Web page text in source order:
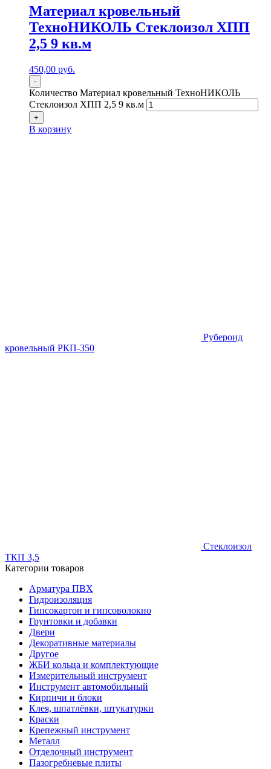
Материал кровельный
ТехноНИКОЛЬ Стеклоизол ХПП
2,5 9 кв.м
450,00 руб.
-
Количество Материал кровельный ТехноНИКОЛЬ
Стеклоизол ХПП 2,5 9 кв.м
+
В корзину
Рубероид
кровельный РКП-350
Стеклоизол
ТКП 3,5
Категории товаров
Арматура ПВХ
Гидроизоляция
Гипсокартон и гипсоволокно
Грунтовки и добавки
Двери
Декоративные материалы
Другое
ЖБИ кольца и комплектующие
Измерительный инструмент
Инструмент автомобильный
Кирпичи и блоки
Клея, шпатлёвки, штукатурки
Краски
Крепежный инструмент
Металл
Отделочный инструмент
Пазогребневые плиты